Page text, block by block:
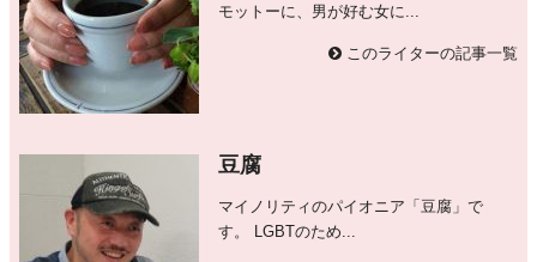
モットーに、男が好む女に...
このライターの記事一覧
豆腐
マイノリティのパイオニア「豆腐」で
す。 LGBTのため...